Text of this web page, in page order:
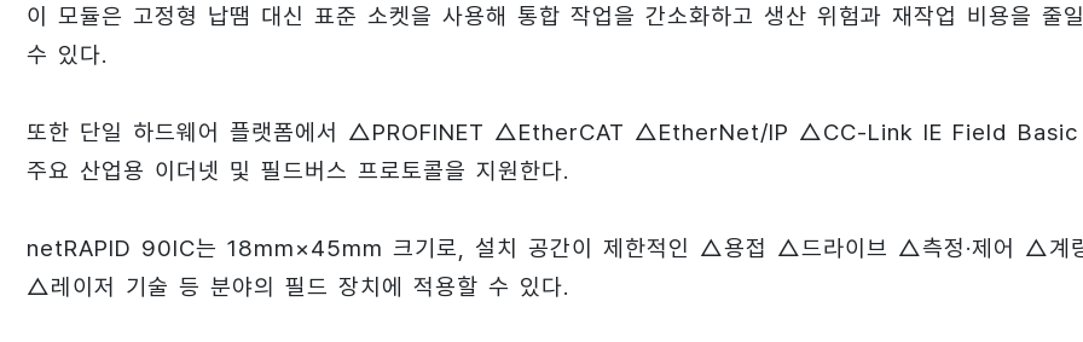
이 모듈은 고정형 납땜 대신 표준 소켓을 사용해 통합 작업을 간소화하고 생산 위험과 재작업 비용을 줄일
수 있다.
또한 단일 하드웨어 플랫폼에서 △PROFINET △EtherCAT △EtherNet/IP △CC-Link IE Field Basic
주요 산업용 이더넷 및 필드버스 프로토콜을 지원한다.
netRAPID 90IC는 18mm×45mm 크기로, 설치 공간이 제한적인 △용접 △드라이브 △측정·제어 △계
△레이저 기술 등 분야의 필드 장치에 적용할 수 있다.